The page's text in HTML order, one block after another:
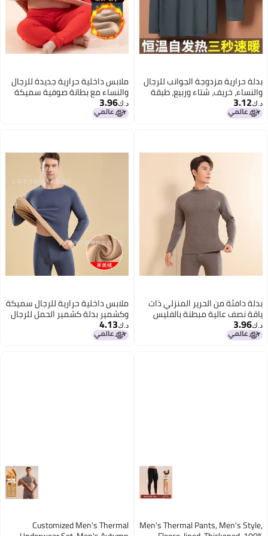
بدلة حرارية مزدوجة الجوانب للرجال
والنساء، خريف، شتاء وربيع، طبقة
أساسية حرارية داخلية، بنطلونات
طويلة، ملابس تصدير ملائمة
د.ك‏3.12
ملابس داخلية حرارية جديدة للرجال
والنساء مع بطانة صوفية سميكة
د.ك‏3.96
بدلة دافئة من الحرير المنزلي ذات
ياقة نصف عالية مبطنة بالفليس
في بنطلون خريف منتصف الظهر
القديم
د.ك‏3.96
ملابس داخلية حرارية للرجال سميكة
وكشمير بدلة كشمير الحمل للرجال
في منتصف العمر وكبار السن
ملابس داخلية برقبة متوسطة
د.ك‏4.13
Men's Thermal Pants, Men's Style,
Customized Men's Thermal